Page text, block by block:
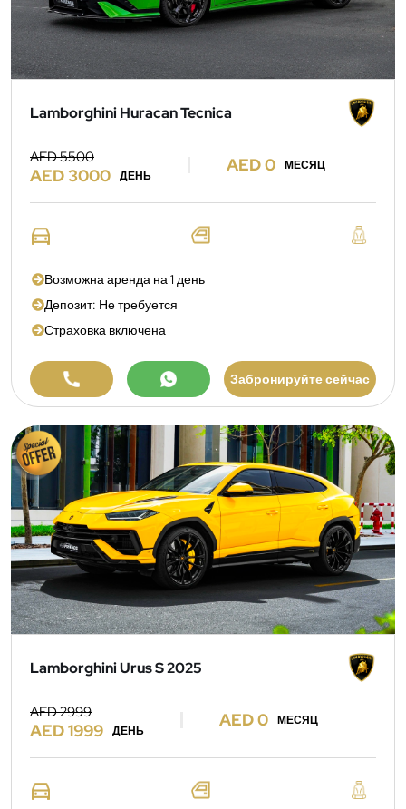
Lamborghini Huracan Tecnica
AED 5500
AED 3000 ДЕНЬ
AED 0 МЕСЯЦ
Возможна аренда на 1 день
Депозит: Не требуется
Страховка включена
Забронируйте сейчас
Lamborghini Urus S 2025
AED 2999
AED 1999 ДЕНЬ
AED 0 МЕСЯЦ